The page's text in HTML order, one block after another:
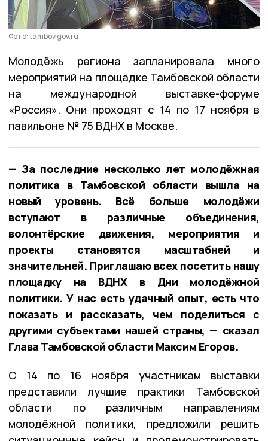
Фото: tambov.gov.ru
Молодёжь региона запланировала много
мероприятий на площадке Тамбовской области
на международной выставке-форуме
«Россия». Они проходят с 14 по 17 ноября в
павильоне № 75 ВДНХ в Москве.
— За последние несколько лет молодёжная
политика в Тамбовской области вышла на
новый уровень. Всё больше молодёжи
вступают в различные объединения,
волонтёрские движения, мероприятия и
проекты становятся масштабней и
значительней. Приглашаю всех посетить нашу
площадку на ВДНХ в Дни молодёжной
политики. У нас есть удачный опыт, есть что
показать и рассказать, чем поделиться с
другими субъектами нашей страны, — сказал
Глава Тамбовской области Максим Егоров.
С 14 по 16 ноября участникам выставки
представили лучшие практики Тамбовской
области по различным направлениям
молодёжной политики, предложили решить